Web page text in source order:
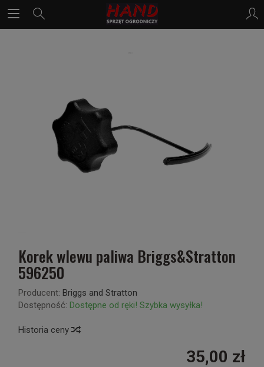
Korek wlewu paliwa Briggs&Stratton
596250
Producent: Briggs and Stratton
Dostępność: Dostępne od ręki! Szybka wysyłka!
Historia ceny
35,00 zł